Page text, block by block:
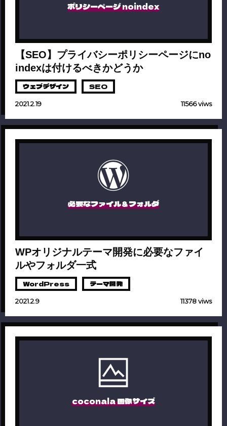
ポリシーページ noindex
【SEO】プライバシーポリシーページにno
indexは付けるべきかどうか
ウェブデザイン SEO
2021.2.19 11566 viws
必要なファイル＆フォルダ
WPオリジナルテーマ開発に必要なファイ
ルやフォルダ一式
WordPress テーマ開発
2021.2.9 11378 viws
coconala 画像サイズ